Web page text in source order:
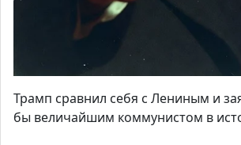
Трамп сравнил себя с Лениным и
бы величайшим коммунистом в